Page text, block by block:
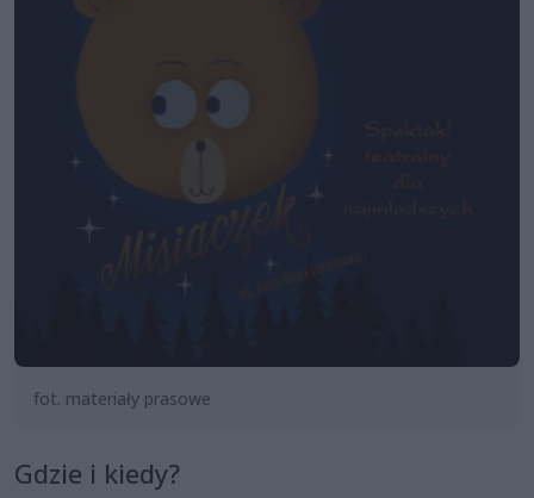
fot. materiały prasowe
Gdzie i kiedy?